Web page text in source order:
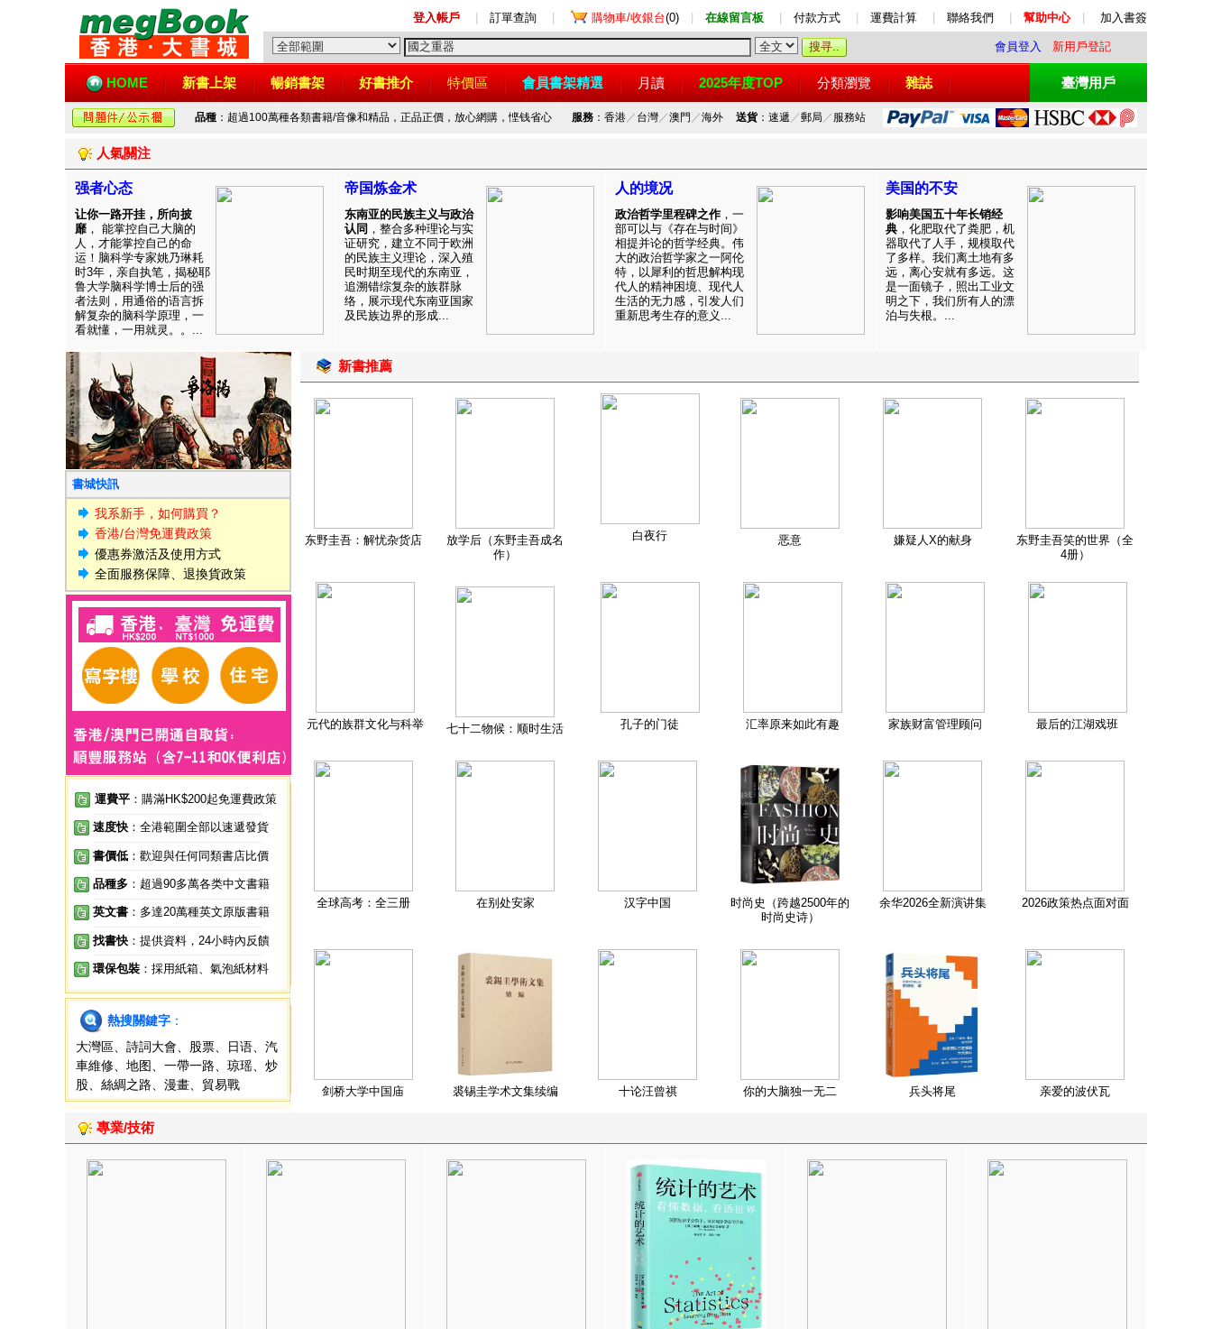
登入帳戶 訂單查詢 購物車/收銀台(0) 在線留言板 付款方式 運費計算 聯絡我們 幫助中心 加入書簽
會員登入 新用戶登記
HOME 新書上架 暢銷書架 好書推介 特價區 會員書架精選 月讀 2025年度TOP 分類瀏覽 雜誌 臺灣用戶
品種 ：超過100萬種各類書籍/音像和精品，正品正價，放心網購，悭钱省心 服務：香港／ 台灣／澳門 ／海外 送貨：速遞 ／郵局 ／ 服務站
人氣關注
强者心态
让你一路开挂，所向披
靡 ， 能掌控自己大脑的
人，才能掌控自己的命
运！脑科学专家姚乃琳耗
时3年，亲自执笔，揭秘耶
鲁大学脑科学博士后的强
者法则，用通俗的语言拆
解复杂的脑科学原理，一
看就懂，一用就灵。。...
帝国炼金术
东南亚的民族主义与政治
认同 ，整合多种理论与实
证研究，建立不同于欧洲
的民族主义理论，深入殖
民时期至现代的东南亚，
追溯错综复杂的族群脉
络，展示现代东南亚国家
及民族边界的形成...
人的境况
政治哲学里程碑之作 ，一
部可以与《存在与时间》
相提并论的哲学经典。伟
大的政治哲学家之一阿伦
特，以犀利的哲思解构现
代人的精神困境、现代人
生活的无力感，引发人们
重新思考生存的意义...
美国的不安
影响美国五十年长销经
典 ，化肥取代了粪肥，机
器取代了人手，规模取代
了多样。我们离土地有多
远，离心安就有多远。这
是一面镜子，照出工业文
明之下，我们所有人的漂
泊与失根。...
書城快訊
我系新手，如何購買？
香港/台灣免運費政策
優惠券激活及使用方式
全面服務保障、退換貨政策
運費平 ：購滿HK$200起免運費政策
速度快 ：全港範圍全部以速遞發貨
書價低 ：歡迎與任何同類書店比價
品種多 ：超過90多萬各类中文書籍
英文書 ：多達20萬種英文原版書籍
找書快 ：提供資料，24小時內反饋
環保包裝 ：採用紙箱、氣泡紙材料
熱搜關鍵字 ：
大灣區
詩詞大會 股票 日语
汽
車維修
地图 一帶一路 琼瑶
炒
股
絲綢之路 漫畫 貿易戰
新書推薦
东野圭吾：解忧杂货店
放学后（东野圭吾成名
作）
白夜行 恶意 嫌疑人X的献身
东野圭吾笑的世界（全
4册）
元代的族群文化与科举 七十二物候：顺时生活 孔子的门徒 汇率原来如此有趣 家族财富管理顾问 最后的江湖戏班
全球高考：全三册 在别处安家 汉字中国
时尚史（跨越2500年的
时尚史诗）
余华2026全新演讲集 2026政策热点面对面
剑桥大学中国庙 裘锡圭学术文集续编 十论汪曾祺 你的大脑独一无二 兵头将尾 亲爱的波伏瓦
專業/技術